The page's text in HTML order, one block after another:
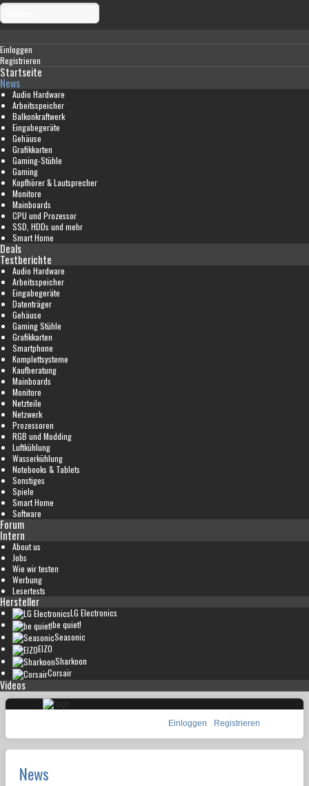
Einloggen
Registrieren
Startseite
News
Audio Hardware
Arbeitsspeicher
Balkonkraftwerk
Eingabegeräte
Gehäuse
Grafikkarten
Gaming-Stühle
Gaming
Kopfhörer & Lautsprecher
Monitore
Mainboards
CPU und Prozessor
SSD, HDDs und mehr
Smart Home
Deals
Testberichte
Audio Hardware
Arbeitsspeicher
Eingabegeräte
Datenträger
Gehäuse
Gaming Stühle
Grafikkarten
Smartphone
Komplettsysteme
Kaufberatung
Mainboards
Monitore
Netzteile
Netzwerk
Prozessoren
RGB und Modding
Luftkühlung
Wasserkühlung
Notebooks & Tablets
Sonstiges
Spiele
Smart Home
Software
Forum
Intern
About us
Jobs
Wie wir testen
Werbung
Lesertests
Hersteller
LG Electronics
be quiet!
Seasonic
EIZO
Sharkoon
Corsair
Videos
Einloggen Registrieren
News